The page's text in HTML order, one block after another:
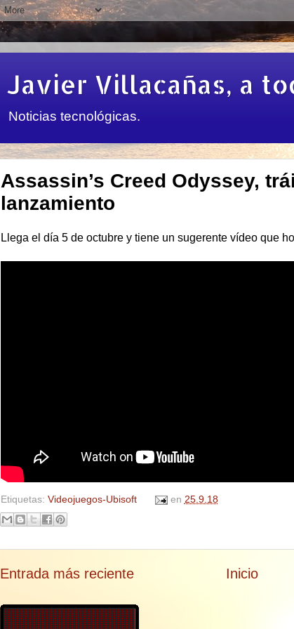
Javier Villacañas, a
Noticias tecnológicas.
Assassin’s Creed Odyssey,
lanzamiento
Llega el día 5 de octubre y tiene un sugerente vídeo que
Etiquetas: Videojuegos-Ubisoft en 25.9.18
Entrada más reciente Inicio